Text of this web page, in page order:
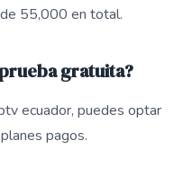
55,000 en total.
gratuita?
ecuador, puedes optar
pagos.